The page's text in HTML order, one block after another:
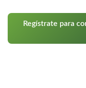
Regístrate para